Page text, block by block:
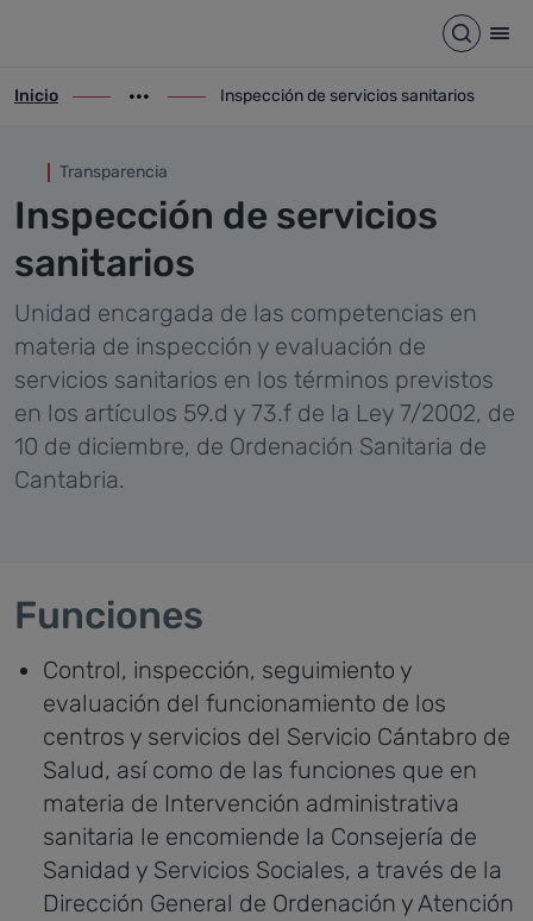
Inspección de servicios Abrir
ir-a inicio
Inicio
Mostrar opciones del camino de migas
ir-a Inspección de servicios sanitarios
Inspección de servicios sanitarios
Transparencia
Inspección de servicios
sanitarios
Unidad encargada de las competencias en
materia de inspección y evaluación de
servicios sanitarios en los términos previstos
en los artículos 59.d y 73.f de la Ley 7/2002, de
10 de diciembre, de Ordenación Sanitaria de
Cantabria.
Funciones
Control, inspección, seguimiento y
evaluación del funcionamiento de los
centros y servicios del Servicio Cántabro de
Salud, así como de las funciones que en
materia de Intervención administrativa
sanitaria le encomiende la Consejería de
Sanidad y Servicios Sociales, a través de la
Dirección General de Ordenación y Atención